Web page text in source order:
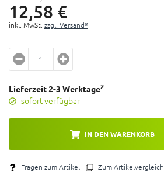
12,58 €
inkl. MwSt. zzgl. Versand*
Lieferzeit 2-3 Werktage2
sofort verfügbar
IN DEN WARENKORB
Fragen zum Artikel Zum Artikelvergleich